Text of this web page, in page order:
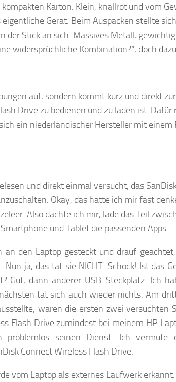
Karton. Klein, knallrot und vom
Gerät. Beim Auspacken stellte
Stick an sich. Massives Metall,
widersprüchliche Kombination?“, doch
auf, sondern kommt kurz und direkt
Drive zu bedienen und zu laden ist. Dafür
ein niederländischer Hersteller mit einem
und direkt einmal versucht, das
Okay, das hätte ich mir fast
Also dachte ich mir, lade das Teil
und Tablet die passenden Apps.
an den Laptop gesteckt und drauf
Nun ja, das tat sie NICHT. Schock! Ist das
Gut, dann anderer USB-Steckplatz. Ich
tat sich auch wieder nichts. Am
waren die ersten zwei versuchten
Flash Drive zumindest bei meinem HP
problemlos seinen Dienst. Ich vermute
Connect Wireless Flash Drive.
vom Laptop als externes Laufwerk